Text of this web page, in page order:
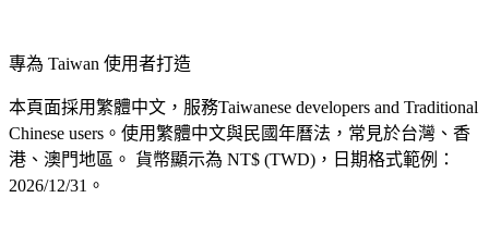
專為 Taiwan 使用者打造
本頁面採用繁體中文，服務Taiwanese developers and Traditional
Chinese users。使用繁體中文與民國年曆法，常見於台灣、香
港、澳門地區。 貨幣顯示為 NT$ (TWD)，日期格式範例：
2026/12/31。